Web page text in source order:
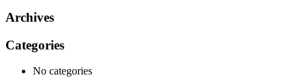
Archives
Categories
No categories